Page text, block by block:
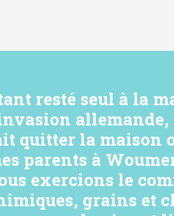
resté seul à la
allemande,
quitter la maison
parents à
exercions le
grains et